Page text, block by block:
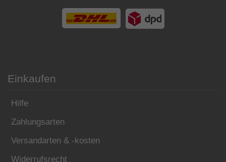
Einkaufen
Hilfe
Zahlungsarten
Versandarten & -kosten
Widerrufsrecht